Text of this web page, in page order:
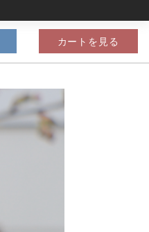
カートを見る